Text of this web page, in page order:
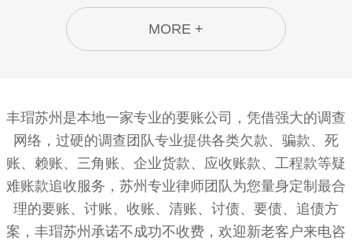
MORE +
丰瑁苏州是本地一家专业的要账公司，凭借强大的调查
网络，过硬的调查团队专业提供各类欠款、骗款、死
账、赖账、三角账、企业货款、应收账款、工程款等疑
难账款追收服务，苏州专业律师团队为您量身定制最合
理的要账、讨账、收账、清账、讨债、要债、追债方
案，丰瑁苏州承诺不成功不收费，欢迎新老客户来电咨